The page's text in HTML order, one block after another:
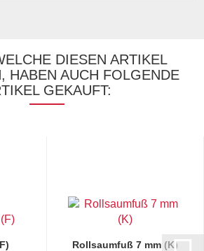
DIESEN ARTIKEL
HABEN AUCH FOLGENDE
GEKAUFT:
Rollsaumfuß 7 mm (K)